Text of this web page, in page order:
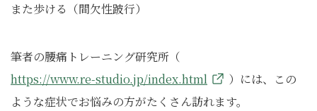
また歩ける（間欠性跛行）
筆者の腰痛トレーニング研究所（
https://www.re-studio.jp/index.html
）には、この
ような症状でお悩みの方がたくさん訪れます。